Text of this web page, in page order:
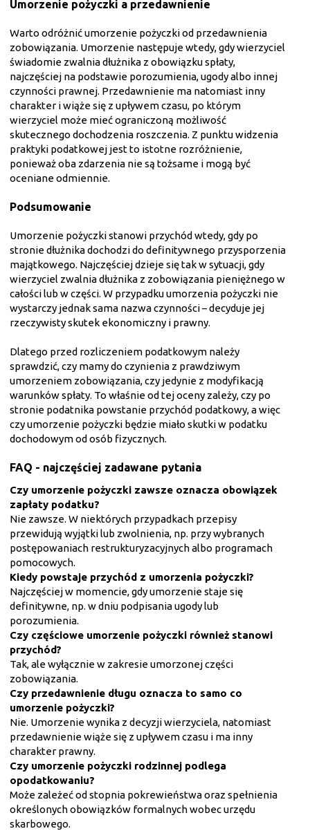
Umorzenie pożyczki a przedawnienie
Warto odróżnić umorzenie pożyczki od przedawnienia
zobowiązania. Umorzenie następuje wtedy, gdy wierzyciel
świadomie zwalnia dłużnika z obowiązku spłaty,
najczęściej na podstawie porozumienia, ugody albo innej
czynności prawnej. Przedawnienie ma natomiast inny
charakter i wiąże się z upływem czasu, po którym
wierzyciel może mieć ograniczoną możliwość
skutecznego dochodzenia roszczenia. Z punktu widzenia
praktyki podatkowej jest to istotne rozróżnienie,
ponieważ oba zdarzenia nie są tożsame i mogą być
oceniane odmiennie.
Podsumowanie
Umorzenie pożyczki stanowi przychód wtedy, gdy po
stronie dłużnika dochodzi do definitywnego przysporzenia
majątkowego. Najczęściej dzieje się tak w sytuacji, gdy
wierzyciel zwalnia dłużnika z zobowiązania pieniężnego w
całości lub w części. W przypadku umorzenia pożyczki nie
wystarczy jednak sama nazwa czynności – decyduje jej
rzeczywisty skutek ekonomiczny i prawny.
Dlatego przed rozliczeniem podatkowym należy
sprawdzić, czy mamy do czynienia z prawdziwym
umorzeniem zobowiązania, czy jedynie z modyfikacją
warunków spłaty. To właśnie od tej oceny zależy, czy po
stronie podatnika powstanie przychód podatkowy, a więc
czy umorzenie pożyczki będzie miało skutki w podatku
dochodowym od osób fizycznych.
FAQ - najczęściej zadawane pytania
Czy umorzenie pożyczki zawsze oznacza obowiązek
zapłaty podatku?
Nie zawsze. W niektórych przypadkach przepisy
przewidują wyjątki lub zwolnienia, np. przy wybranych
postępowaniach restrukturyzacyjnych albo programach
pomocowych.
Kiedy powstaje przychód z umorzenia pożyczki?
Najczęściej w momencie, gdy umorzenie staje się
definitywne, np. w dniu podpisania ugody lub
porozumienia.
Czy częściowe umorzenie pożyczki również stanowi
przychód?
Tak, ale wyłącznie w zakresie umorzonej części
zobowiązania.
Czy przedawnienie długu oznacza to samo co
umorzenie pożyczki?
Nie. Umorzenie wynika z decyzji wierzyciela, natomiast
przedawnienie wiąże się z upływem czasu i ma inny
charakter prawny.
Czy umorzenie pożyczki rodzinnej podlega
opodatkowaniu?
Może zależeć od stopnia pokrewieństwa oraz spełnienia
określonych obowiązków formalnych wobec urzędu
skarbowego.